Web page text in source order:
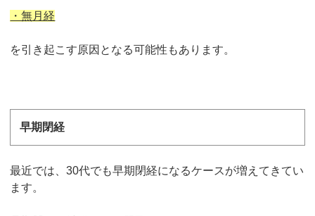
・無月経
を引き起こす原因となる可能性もあります。
早期閉経
最近では、30代でも早期閉経になるケースが増えてきてい
ます。